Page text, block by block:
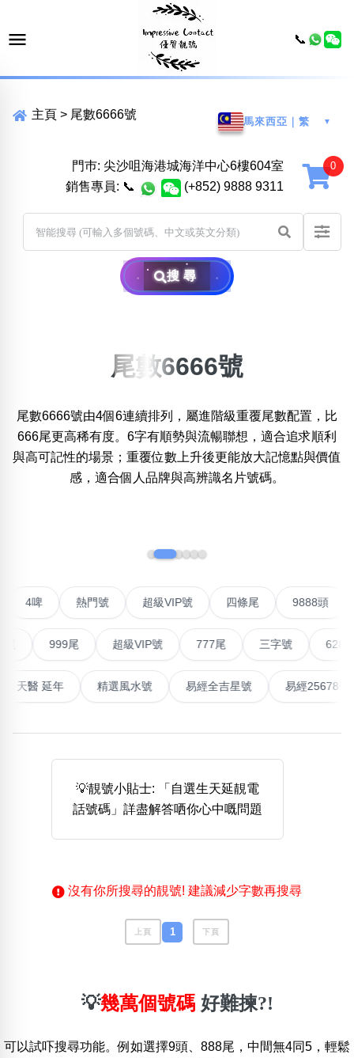
主頁 > 尾數6666號
馬來西亞｜繁 ▼
門巿: 尖沙咀海港城海洋中心6樓604室
銷售專員: 📞 (+852) 9888 9311
搜尋
位置:
一 二 三 四 五 六 七 八 九
無0 無3無4無5 無7無8 無9
熱門分類
888尾
999尾 777尾 9字頭 6字頭
無4字
全大數字
5萬以上 生天延 全吉星(全號)
幸運號分類
位置分類
風水號分類
易經六四卦象
尾數6666號
尾數6666號由4個6連續排列，屬進階級重覆尾數配置，比
666尾更高稀有度。6字有順勢與流暢聯想，適合追求順利
與高可記性的場景；重覆位數上升後更能放大記憶點與價值
感，適合個人品牌與高辨識名片號碼。
熱門號 超級VIP號 四條尾 9888頭
999尾 超級VIP號 777尾 三字號 6288頭
能量生氣 天醫 延年 精選風水號 易經全吉星號 易經
💡靚號小貼士: 「自選生天延靚電
話號碼」詳盡解答哂你心中嘅問題
沒有你所搜尋的靚號! 建議減少字數再搜尋
上頁 1 下頁
💡幾萬個號碼 好難揀?!
可以試吓搜尋功能。例如選擇9頭、888尾，中間無4同5，輕鬆
📞